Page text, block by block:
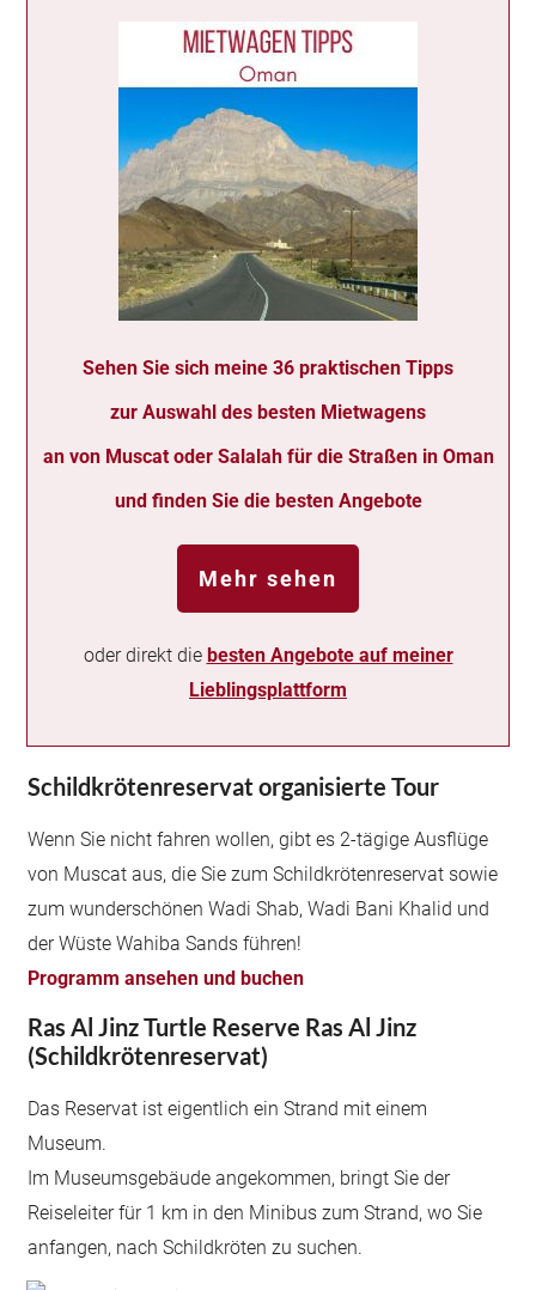
Sehen Sie sich meine 36 praktischen Tipps
zur Auswahl des besten Mietwagens
an von Muscat oder Salalah für die Straßen in Oman
und finden Sie die besten Angebote
Mehr sehen
oder direkt die besten Angebote auf meiner
Lieblingsplattform
Schildkrötenreservat organisierte Tour
Wenn Sie nicht fahren wollen, gibt es 2-tägige Ausflüge
von Muscat aus, die Sie zum Schildkrötenreservat sowie
zum wunderschönen Wadi Shab, Wadi Bani Khalid und
der Wüste Wahiba Sands führen!
Programm ansehen und buchen
Ras Al Jinz Turtle Reserve Ras Al Jinz
(Schildkrötenreservat)
Das Reservat ist eigentlich ein Strand mit einem
Museum.
Im Museumsgebäude angekommen, bringt Sie der
Reiseleiter für 1 km in den Minibus zum Strand, wo Sie
anfangen, nach Schildkröten zu suchen.